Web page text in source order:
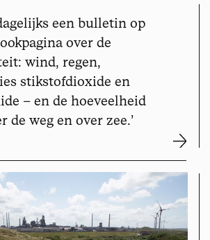
een bulletin op
over de
wind, regen,
stikstofdioxide en
– en de hoeveelheid
de weg en over zee.’